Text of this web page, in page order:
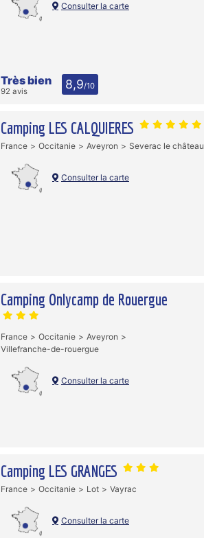
Consulter la carte
Très bien
92 avis 8,9/10
Camping LES CALQUIERES
France Occitanie Aveyron Severac le château
Consulter la carte
Camping Onlycamp de Rouergue
France Occitanie
Aveyron
Villefranche-de-rouergue
Consulter la carte
Camping LES GRANGES
France Occitanie Lot Vayrac
Consulter la carte